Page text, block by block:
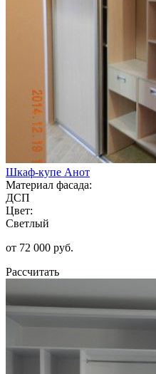
Шкаф-купе Анот
Материал фасада:
ДСП
Цвет:
Светлый
от 72 000 руб.
Рассчитать